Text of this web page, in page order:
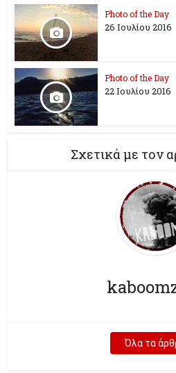
Photo of the Day
26 Ioυλίου 2016
Photo of the Day
22 Ιουλίου 2016
Σχετικά με τον
Όλα τα